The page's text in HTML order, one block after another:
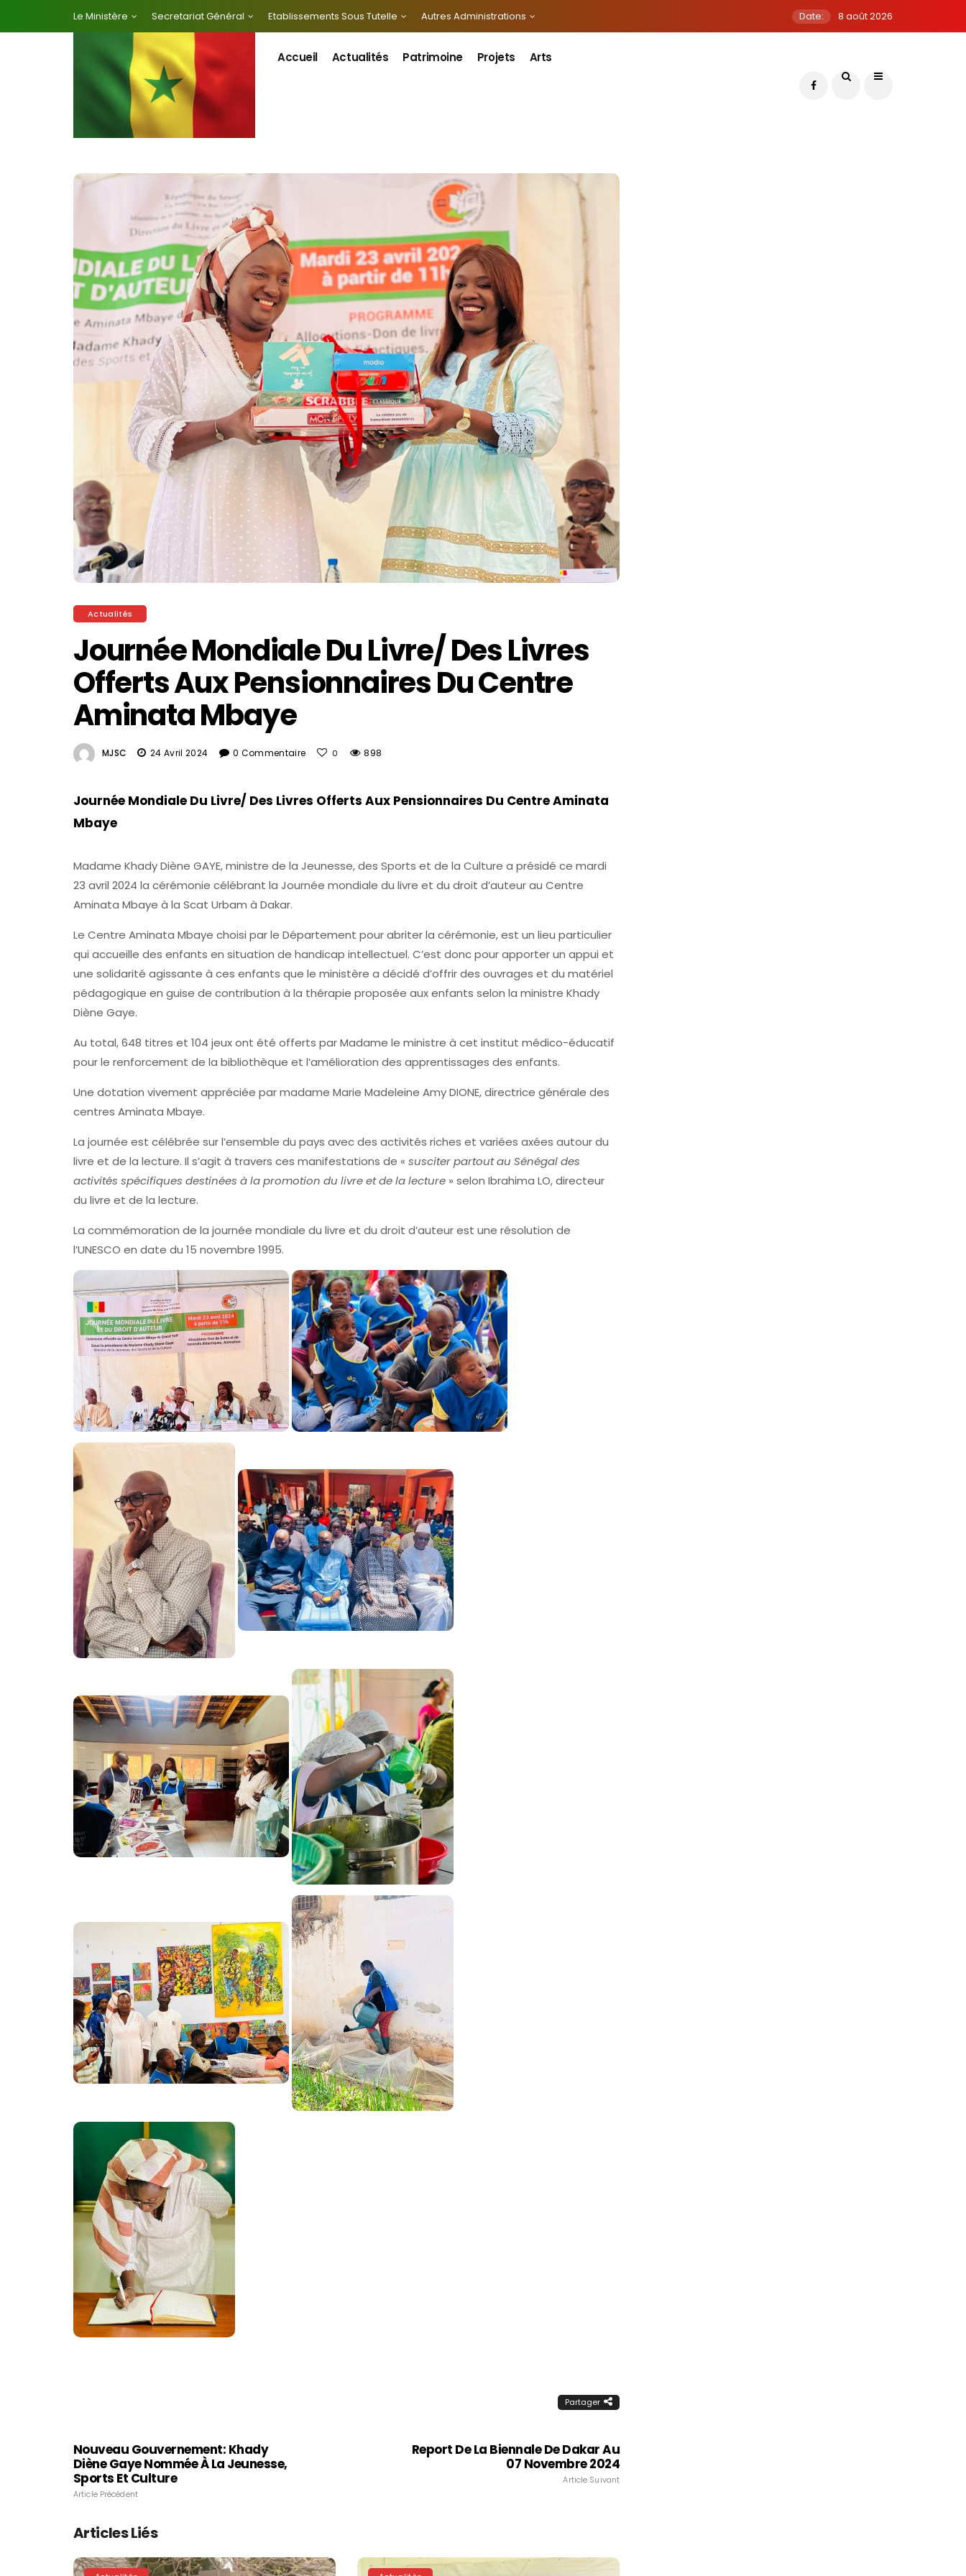
Le Ministère Secretariat Général Etablissements Sous Tutelle Autres Administrations Date: 8 août 2026
Accueil Actualités Patrimoine Projets Arts
Actualités
Journée Mondiale Du Livre/ Des Livres
Offerts Aux Pensionnaires Du Centre
Aminata Mbaye
MJSC 24 Avril 2024 0 Commentaire 0 898
Journée Mondiale Du Livre/ Des Livres Offerts Aux Pensionnaires Du Centre Aminata
Mbaye
Madame Khady Diène GAYE, ministre de la Jeunesse, des Sports et de la Culture a présidé ce mardi
23 avril 2024 la cérémonie célébrant la Journée mondiale du livre et du droit d’auteur au Centre
Aminata Mbaye à la Scat Urbam à Dakar.
Le Centre Aminata Mbaye choisi par le Département pour abriter la cérémonie, est un lieu particulier
qui accueille des enfants en situation de handicap intellectuel. C’est donc pour apporter un appui et
une solidarité agissante à ces enfants que le ministère a décidé d’offrir des ouvrages et du matériel
pédagogique en guise de contribution à la thérapie proposée aux enfants selon la ministre Khady
Diène Gaye.
Au total, 648 titres et 104 jeux ont été offerts par Madame le ministre à cet institut médico-éducatif
pour le renforcement de la bibliothèque et l’amélioration des apprentissages des enfants.
Une dotation vivement appréciée par madame Marie Madeleine Amy DIONE, directrice générale des
centres Aminata Mbaye.
La journée est célébrée sur l’ensemble du pays avec des activités riches et variées axées autour du
livre et de la lecture. Il s’agit à travers ces manifestations de « susciter partout au Sénégal des
activités spécifiques destinées à la promotion du livre et de la lecture » selon Ibrahima LO, directeur
du livre et de la lecture.
La commémoration de la journée mondiale du livre et du droit d’auteur est une résolution de
l’UNESCO en date du 15 novembre 1995.
Partager
Nouveau Gouvernement: Khady
Diène Gaye Nommée À La Jeunesse,
Sports Et Culture
Article Précédent
Report De La Biennale De Dakar Au
07 Novembre 2024
Article Suivant
Articles Liés